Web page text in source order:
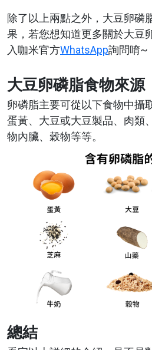
除了以上兩點之外，大豆卵磷
果，若您想知道更多關於大豆
入咖米官方WhatsApp詢問唷~
大豆卵磷脂食物來源
卵磷脂主要可從以下食物中攝
蛋黃、大豆或大豆製品、肉類
物內臟、穀物等等。
總結